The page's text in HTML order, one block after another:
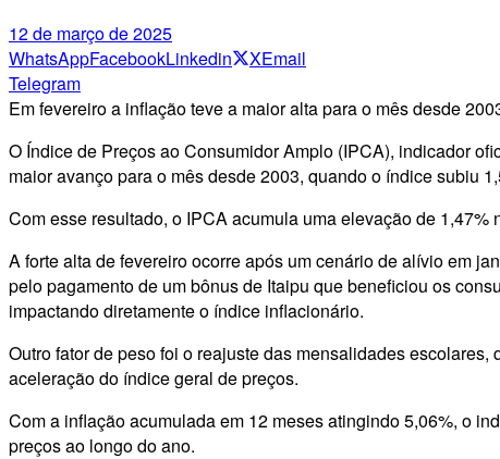
12 de março de 2025
WhatsAppFacebookLinkedin XEmail
Telegram
Em fevereiro a inflação teve a maior alta para o mês desde
O Índice de Preços ao Consumidor Amplo (IPCA), indicador
maior avanço para o mês desde 2003, quando o índice subiu
Com esse resultado, o IPCA acumula uma elevação de
A forte alta de fevereiro ocorre após um cenário de alívio em
pelo pagamento de um bônus de Itaipu que beneficiou os
impactando diretamente o índice inflacionário.
Outro fator de peso foi o reajuste das mensalidades
aceleração do índice geral de preços.
Com a inflação acumulada em 12 meses atingindo 5,06%, o
preços ao longo do ano.